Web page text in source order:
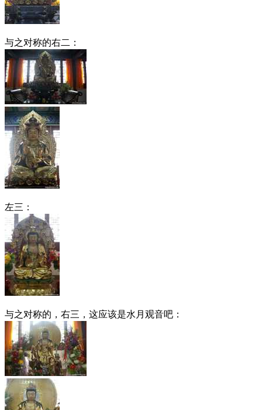
与之对称的右二：
左三：
与之对称的，右三，这应该是水月观音吧：